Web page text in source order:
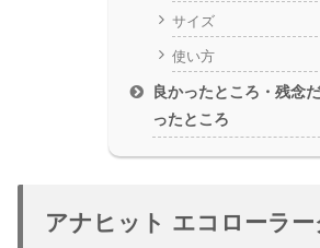
サイズ
使い方
良かったところ・残念
ったところ
アナヒット エコローラ